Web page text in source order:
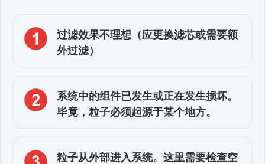
过滤效果不理想（应更换滤芯或需要额
外过滤）
系统中的组件已发生或正在发生损坏。
毕竟，粒子必须起源于某个地方。
粒子从外部进入系统。这里需要检查空